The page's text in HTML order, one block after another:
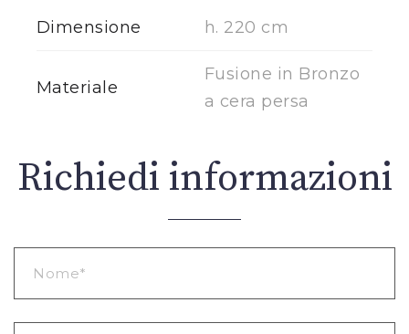
Dimensione h. 220 cm
Materiale
Fusione in Bronzo
a cera persa
Richiedi informazioni